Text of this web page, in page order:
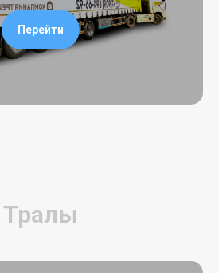
Перейти
Тралы